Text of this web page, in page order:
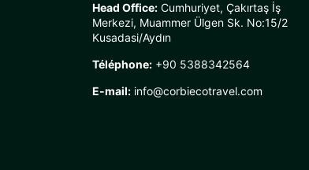
Head Office: Cumhuriyet, Çakırtaş İş
Merkezi, Muammer Ülgen Sk. No:15/2
Kusadasi/Aydın
Téléphone: +90 5388342564
E-mail: info@corbiecotravel.com